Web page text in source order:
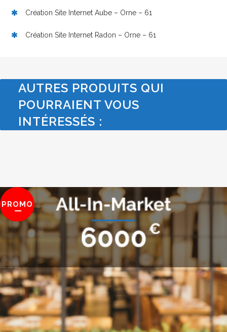
Création Site Internet Aube – Orne – 61
Création Site Internet Radon – Orne – 61
AUTRES PRODUITS QUI
POURRAIENT VOUS
INTÉRESSÉS :
PROMO